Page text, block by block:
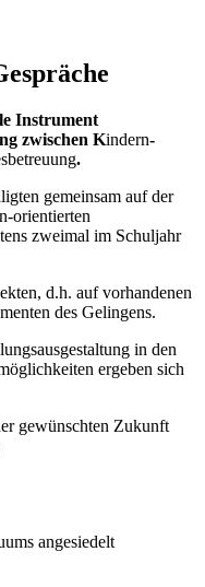
Instrument
zwischen Kindern-
.
gemeinsam auf der
orientierten
zweimal im Schuljahr
d.h. auf vorhandenen
des Gelingens.
in den
ergeben sich
gewünschten Zukunft
angesiedelt